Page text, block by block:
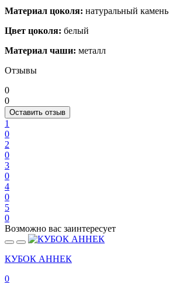
Материал цоколя: натуральный камень
Цвет цоколя: белый
Материал чаши: металл
Отзывы
0
0
Оставить отзыв
1
0
2
0
3
0
4
0
5
0
Возможно вас заинтересует
КУБОК АННЕК
0